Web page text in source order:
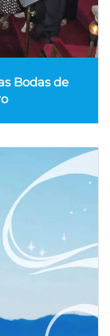
Bodas de